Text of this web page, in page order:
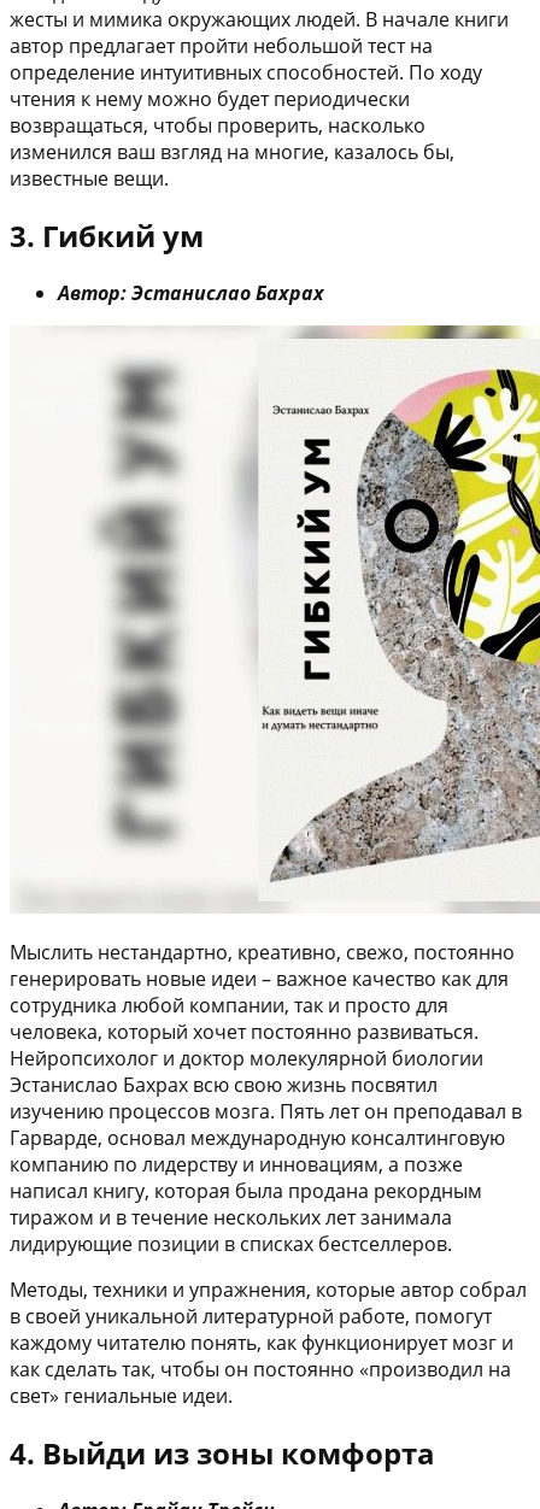
жесты и мимика окружающих людей. В начале книги
автор предлагает пройти небольшой тест на
определение интуитивных способностей. По ходу
чтения к нему можно будет периодически
возвращаться, чтобы проверить, насколько
изменился ваш взгляд на многие, казалось бы,
известные вещи.
3. Гибкий ум
Автор: Эстанислао Бахрах
Мыслить нестандартно, креативно, свежо, постоянно
генерировать новые идеи – важное качество как для
сотрудника любой компании, так и просто для
человека, который хочет постоянно развиваться.
Нейропсихолог и доктор молекулярной биологии
Эстанислао Бахрах всю свою жизнь посвятил
изучению процессов мозга. Пять лет он преподавал в
Гарварде, основал международную консалтинговую
компанию по лидерству и инновациям, а позже
написал книгу, которая была продана рекордным
тиражом и в течение нескольких лет занимала
лидирующие позиции в списках бестселлеров.
Методы, техники и упражнения, которые автор собрал
в своей уникальной литературной работе, помогут
каждому читателю понять, как функционирует мозг и
как сделать так, чтобы он постоянно «производил на
свет» гениальные идеи.
4. Выйди из зоны комфорта